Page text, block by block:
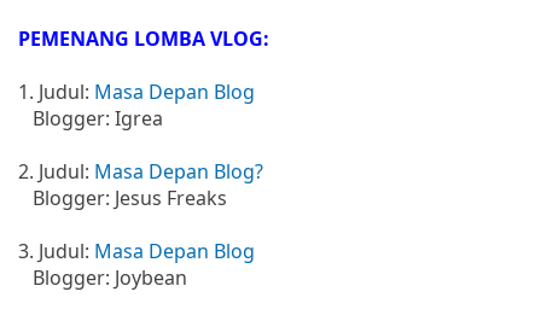
PEMENANG LOMBA VLOG:
1. Judul: Masa Depan Blog
Blogger: Igrea
2. Judul: Masa Depan Blog?
Blogger: Jesus Freaks
3. Judul: Masa Depan Blog
Blogger: Joybean